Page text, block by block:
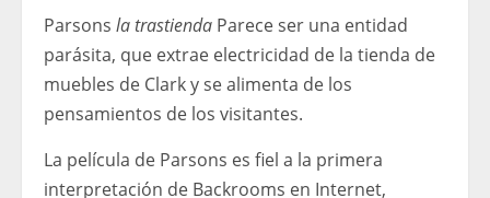
Parsons la trastienda Parece ser una entidad
parásita, que extrae electricidad de la tienda de
muebles de Clark y se alimenta de los
pensamientos de los visitantes.
La película de Parsons es fiel a la primera
interpretación de Backrooms en Internet,